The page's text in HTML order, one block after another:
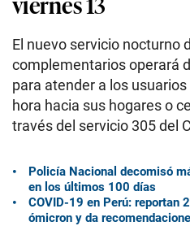
El nuevo servicio nocturno
complementarios operará
para atender a los
hora hacia sus hogares o
través del servicio 305 del
Policía Nacional decomisó
en los últimos 100 días
COVID-19 en Perú: reportan
ómicron y da